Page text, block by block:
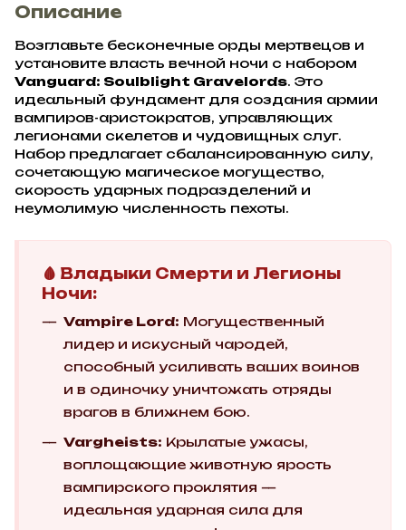
Описание
Возглавьте бесконечные орды мертвецов и
установите власть вечной ночи с набором
Vanguard: Soulblight Gravelords. Это
идеальный фундамент для создания армии
вампиров-аристократов, управляющих
легионами скелетов и чудовищных слуг.
Набор предлагает сбалансированную силу,
сочетающую магическое могущество,
скорость ударных подразделений и
неумолимую численность пехоты.
🩸 Владыки Смерти и Легионы
Ночи:
Vampire Lord: Могущественный
лидер и искусный чародей,
способный усиливать ваших воинов
и в одиночку уничтожать отряды
врагов в ближнем бою.
Vargheists: Крылатые ужасы,
воплощающие животную ярость
вампирского проклятия —
идеальная ударная сила для